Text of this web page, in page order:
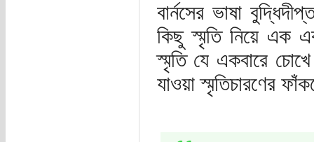
বার্নসের ভাষা
কিছু স্মৃতি নিয়ে এক
স্মৃতি যে একবারে
যাওয়া স্মৃতিচারণের